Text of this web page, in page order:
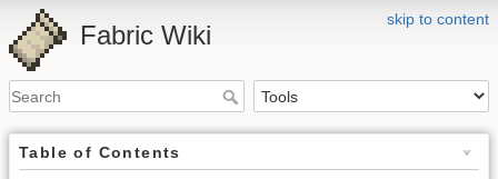
skip to content
Fabric Wiki
Table of Contents